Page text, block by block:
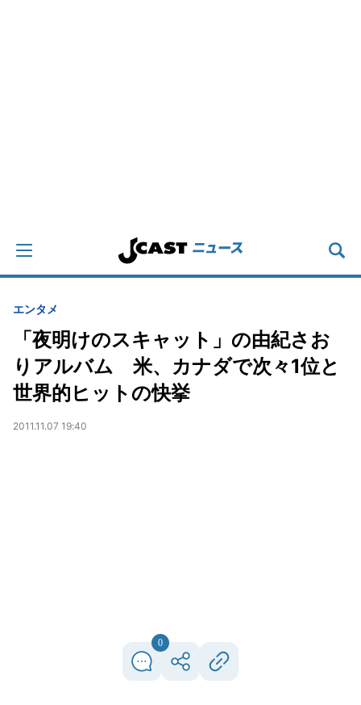
エンタメ
「夜明けのスキャット」の由紀さお
りアルバム 米、カナダで次々1位と
世界的ヒットの快挙
2011.11.07 19:40
0